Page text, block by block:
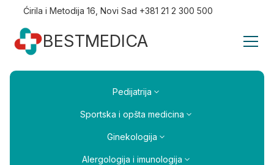
Ćirila i Metodija 16, Novi Sad +381 21 2 300 500
BESTMEDICA
Pedijatrija
Sportska i opšta medicina
Ginekologija
Alergologija i imunologija